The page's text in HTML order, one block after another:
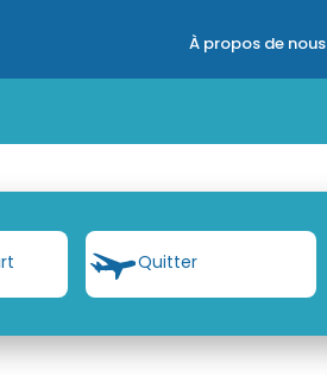
À propos de nous
Quitter